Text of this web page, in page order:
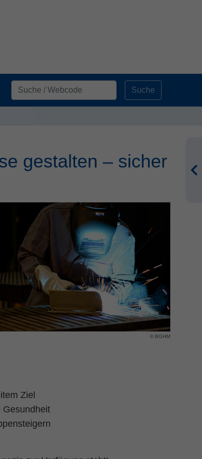
Suche
gestalten – sicher
© BGHM
Ziel
Gesundheit